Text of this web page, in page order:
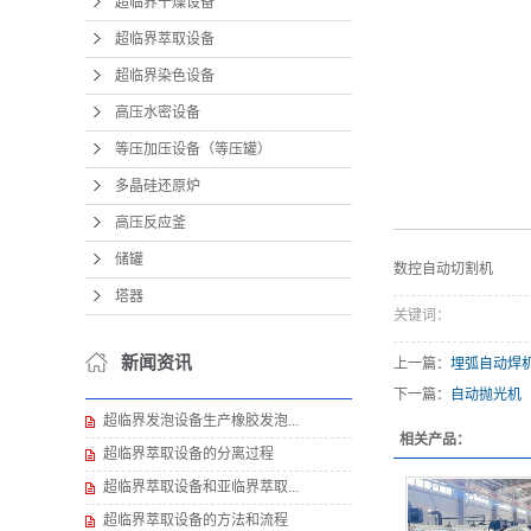
超临界萃取设备
超临界染色设备
高压水密设备
等压加压设备（等压罐）
多晶硅还原炉
高压反应釜
储罐
塔器
新闻资讯
超临界发泡设备生产橡胶发泡...
超临界萃取设备的分离过程
超临界萃取设备和亚临界萃取...
超临界萃取设备的方法和流程
数控自动切割机
关键词：
上一篇： 埋弧自动焊
下一篇：
自动抛光机
相关产品：